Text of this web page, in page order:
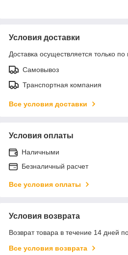
Условия доставки
Доставка осуществляется только по
Самовывоз
Транспортная компания
Все условия доставки
Условия оплаты
Наличными
Безналичный расчет
Все условия оплаты
Условия возврата
Возврат товара в течение 14 дней
Все условия возврата